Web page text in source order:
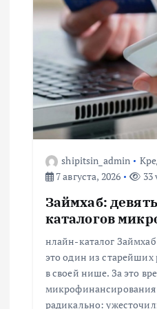
я
п
о
з
shipitsin_admin
7 августа, 2026
33
Займхаб:
каталогов
нлайн-каталог Займхаб
это один из старейших
в своей нише. За это
радикально: